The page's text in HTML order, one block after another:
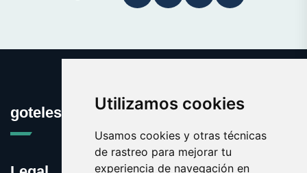
Utilizamos cookies
Usamos cookies y otras técnicas
de rastreo para mejorar tu
experiencia de navegación en
goteles.com